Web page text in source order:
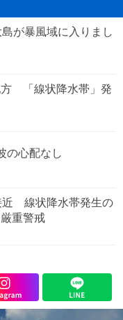
が暴風域に入りまし
方 「線状降水帯」発
の心配なし
近 線状降水帯発生の
重警戒